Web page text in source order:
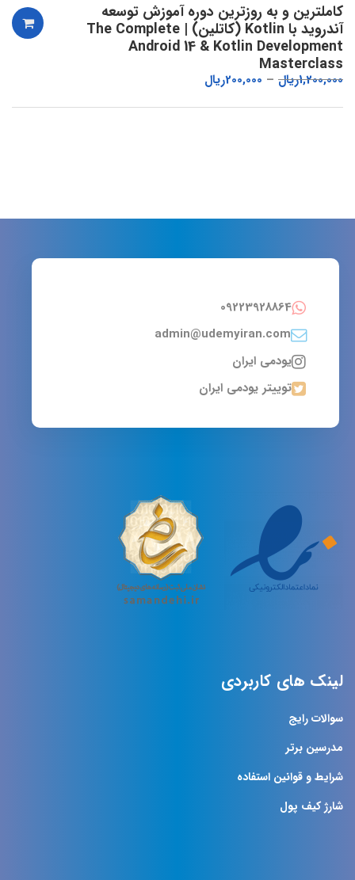
کاملترین و به روزترین دوره آموزش توسعه
آندروید با Kotlin (کاتلین) | The Complete
Android 14 & Kotlin Development
Masterclass
1,200,000ریال 200,000ریال
09223928864
admin@udemyiran.com
یودمی ایران
توییتر یودمی ایران
لینک های کاربردی
سوالات رایج
مدرسین برتر
شرایط و قوانین استفاده
شارژ کیف پول